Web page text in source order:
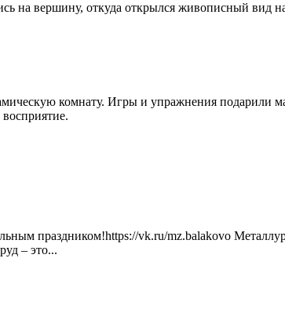
на вершину, откуда открылся живописный вид
комнату. Игры и упражнения подарили
праздником!https://vk.ru/mz.balakovo
– это...